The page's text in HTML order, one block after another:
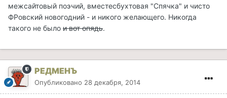
межсайтовый поэчий, вместесбухтовая "Спячка" и чисто
ФРовский новогодний - и никого желающего. Никогда
такого не было и вот опядь.
РЕДМЕНЪ
Опубликовано 28 декабря, 2014